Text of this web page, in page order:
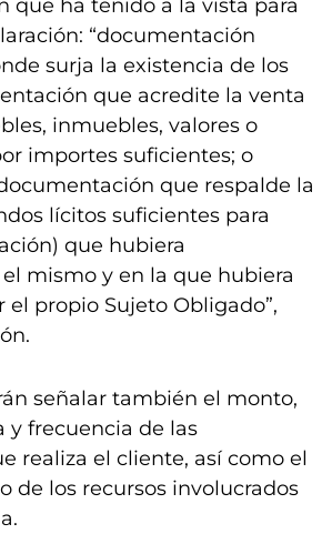
que ha tenido a la vista para
“documentación
surja la existencia de los
que acredite la venta
inmuebles, valores o
importes suficientes; o
que respalde la
lícitos suficientes para
que hubiera
mismo y en la que hubiera
propio Sujeto Obligado”,
señalar también el monto,
y frecuencia de las
realiza el cliente, así como el
de los recursos involucrados